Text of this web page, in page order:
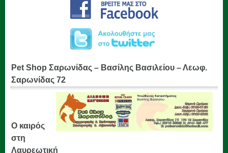
Pet Shop Σαρωνίδας – Βασίλης Βασιλείου – Λεωφ.
Σαρωνίδας 72
Ο καιρός
στη
Λαυρεωτική